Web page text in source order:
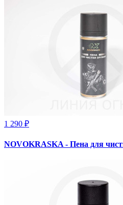
1 290 ₽
NOVOKRASKA - Пена для